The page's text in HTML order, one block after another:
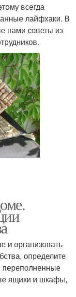
всегда
лайфхаки. В
нами советы из
и организовать
определите
переполненные
ящики и шкафы,